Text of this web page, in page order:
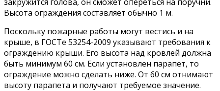
Высота ограждения составляет обычно 1 м.
Поскольку пожарные работы могут вестись и на
крыше, в ГОСТе 53254-2009 указывают требования к
ограждению крыши. Его высота над кровлей должна
быть минимум 60 см. Если установлен парапет, то
ограждение можно сделать ниже. От 60 см отнимают
высоту парапета и получают требуемое значение.